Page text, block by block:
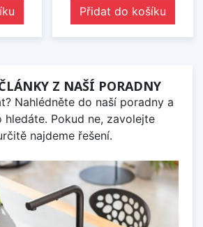
Přidat do košíku
Z NAŠÍ PORADNY
Nahlédněte do naší poradny a
hledáte. Pokud ne, zavolejte
najdeme řešení.